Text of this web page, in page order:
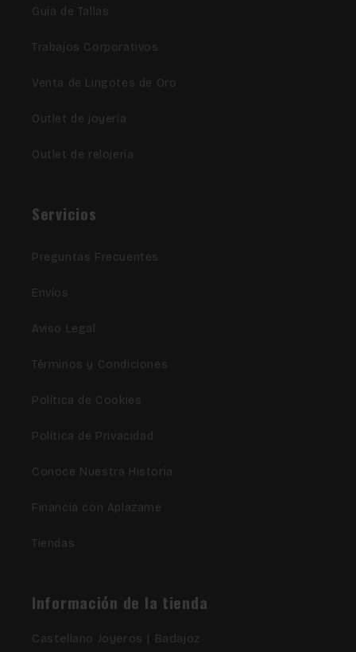
Guía de Tallas
Trabajos Corporativos
Venta de Lingotes de Oro
Outlet de joyería
Outlet de relojería
Servicios
Preguntas Frecuentes
Envíos
Aviso Legal
Términos y Condiciones
Política de Cookies
Política de Privacidad
Conoce Nuestra Historia
Financia con Aplazame
Tiendas
Información de la tienda
Castellano Joyeros | Badajoz